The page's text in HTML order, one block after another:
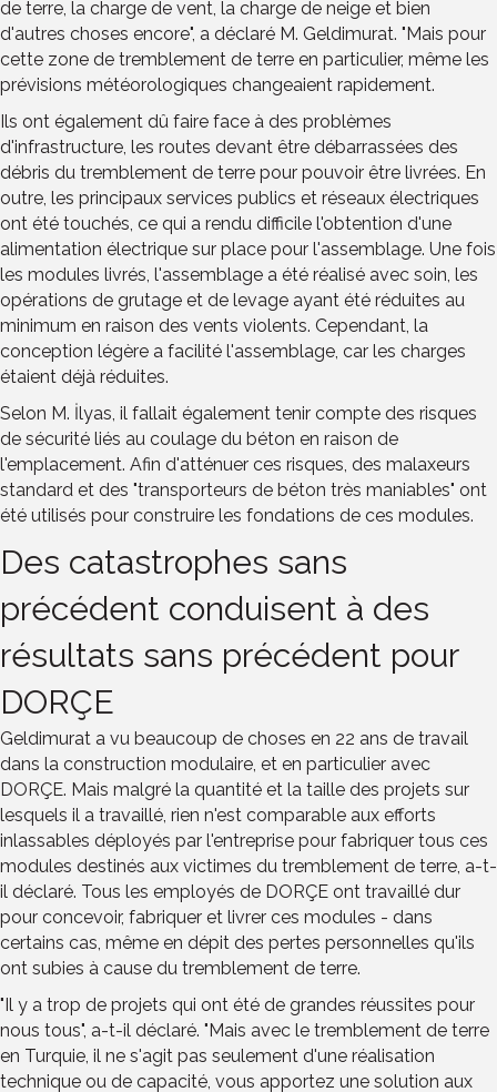
de terre, la charge de vent, la charge de neige et bien
d'autres choses encore", a déclaré M. Geldimurat. "Mais pour
cette zone de tremblement de terre en particulier, même les
prévisions météorologiques changeaient rapidement.
Ils ont également dû faire face à des problèmes
d'infrastructure, les routes devant être débarrassées des
débris du tremblement de terre pour pouvoir être livrées. En
outre, les principaux services publics et réseaux électriques
ont été touchés, ce qui a rendu difficile l'obtention d'une
alimentation électrique sur place pour l'assemblage. Une fois
les modules livrés, l'assemblage a été réalisé avec soin, les
opérations de grutage et de levage ayant été réduites au
minimum en raison des vents violents. Cependant, la
conception légère a facilité l'assemblage, car les charges
étaient déjà réduites.
Selon M. İlyas, il fallait également tenir compte des risques
de sécurité liés au coulage du béton en raison de
l'emplacement. Afin d'atténuer ces risques, des malaxeurs
standard et des "transporteurs de béton très maniables" ont
été utilisés pour construire les fondations de ces modules.
Des catastrophes sans
précédent conduisent à des
résultats sans précédent pour
DORÇE
Geldimurat a vu beaucoup de choses en 22 ans de travail
dans la construction modulaire, et en particulier avec
DORÇE. Mais malgré la quantité et la taille des projets sur
lesquels il a travaillé, rien n'est comparable aux efforts
inlassables déployés par l'entreprise pour fabriquer tous ces
modules destinés aux victimes du tremblement de terre, a-t-
il déclaré. Tous les employés de DORÇE ont travaillé dur
pour concevoir, fabriquer et livrer ces modules - dans
certains cas, même en dépit des pertes personnelles qu'ils
ont subies à cause du tremblement de terre.
"Il y a trop de projets qui ont été de grandes réussites pour
nous tous", a-t-il déclaré. "Mais avec le tremblement de terre
en Turquie, il ne s'agit pas seulement d'une réalisation
technique ou de capacité, vous apportez une solution aux